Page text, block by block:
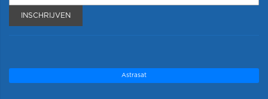
INSCHRIJVEN
Astrasat